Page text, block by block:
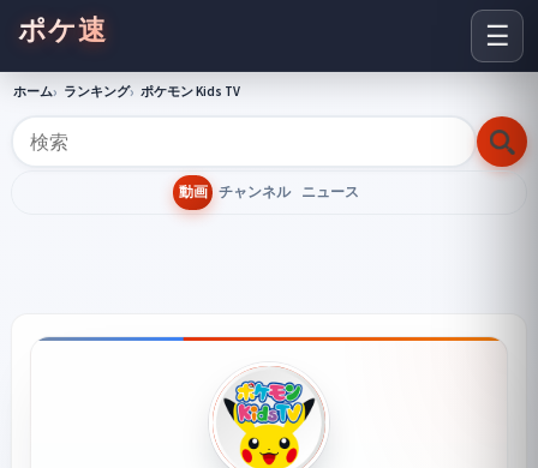
☰
ポケ速
ホーム ランキング ポケモン Kids TV
動画 チャンネル ニュース